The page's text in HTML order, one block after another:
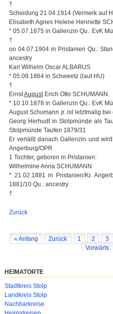
†
Scheidung 21.04.1914 (Vermerk auf
Elisabeth Agnes Helene Henriette
* 05.07.1875 in Gallenzin Qu.: EvK
†
oo 04.07.1904 in Pristanien Qu.:
ancestry
Karl Wilhelm Oscar ALBARUS
* 05.09.1864 in Schweetz (laut HU)
†
ErnstAugustErich Otto SCHUMANN
* 10.10.1878 in Gallenzin Qu.: EvK
August Schumann jr. ist letztmalig
Georg Herhudt in Stolpmünde als
Stolpmünde Taufen 1879/31
Er verläßt danach Gallenzin und
Angerburg/OPR
1 Tochter, geboren in Pristanien:
Wilhelmine Anna SCHUMANN
* 21.02.1881 in Pristanien/Kr.
1881/10 Qu.: ancestry
†
Zurück
« Anfang Zurück 1 2 3
Vorwärts
HEIMATORTE
Navigation
überspringen
Stadtkreis Stolp
Landkreis Stolp
Nachbarkreise